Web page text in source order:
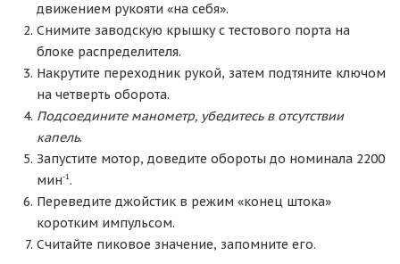
движением рукояти «на себя».
Снимите заводскую крышку с тестового порта на
блоке распределителя.
Накрутите переходник рукой, затем подтяните ключом
на четверть оборота.
Подсоедините манометр, убедитесь в отсутствии
капель.
Запустите мотор, доведите обороты до номинала 2200
мин-1.
Переведите джойстик в режим «конец штока»
коротким импульсом.
Считайте пиковое значение, запомните его.